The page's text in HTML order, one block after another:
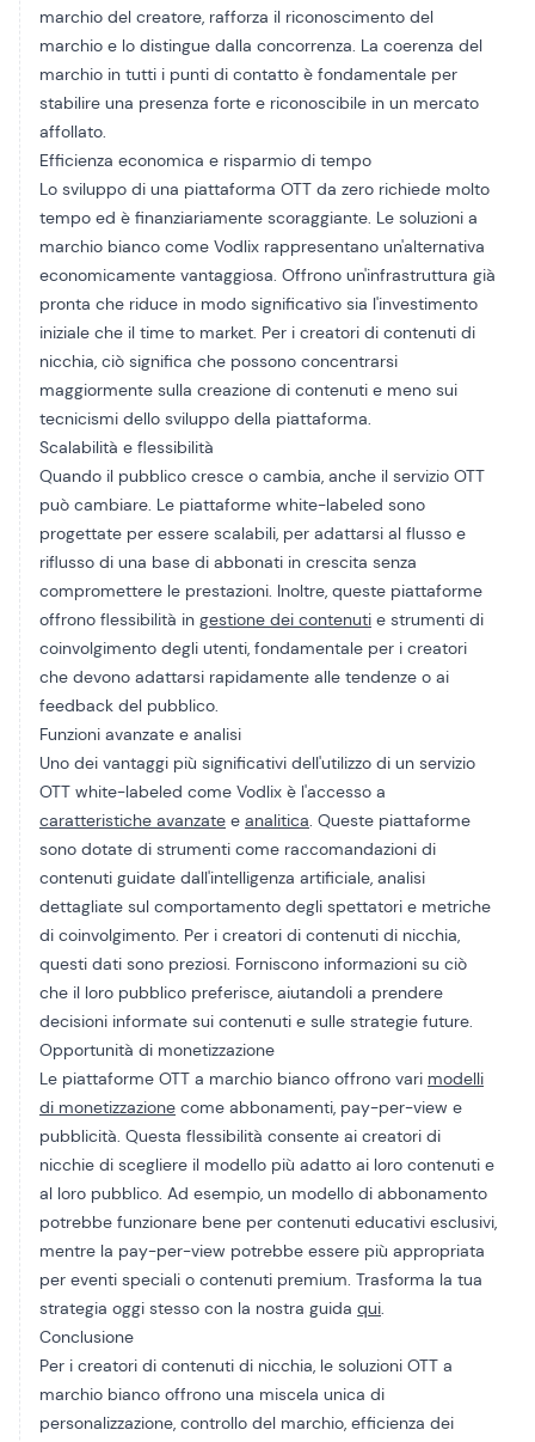
marchio del creatore, rafforza il riconoscimento del
marchio e lo distingue dalla concorrenza. La coerenza del
marchio in tutti i punti di contatto è fondamentale per
stabilire una presenza forte e riconoscibile in un mercato
affollato.
Efficienza economica e risparmio di tempo
Lo sviluppo di una piattaforma OTT da zero richiede molto
tempo ed è finanziariamente scoraggiante. Le soluzioni a
marchio bianco come Vodlix rappresentano un'alternativa
economicamente vantaggiosa. Offrono un'infrastruttura già
pronta che riduce in modo significativo sia l'investimento
iniziale che il time to market. Per i creatori di contenuti di
nicchia, ciò significa che possono concentrarsi
maggiormente sulla creazione di contenuti e meno sui
tecnicismi dello sviluppo della piattaforma.
Scalabilità e flessibilità
Quando il pubblico cresce o cambia, anche il servizio OTT
può cambiare. Le piattaforme white-labeled sono
progettate per essere scalabili, per adattarsi al flusso e
riflusso di una base di abbonati in crescita senza
compromettere le prestazioni. Inoltre, queste piattaforme
offrono flessibilità in gestione dei contenuti e strumenti di
coinvolgimento degli utenti, fondamentale per i creatori
che devono adattarsi rapidamente alle tendenze o ai
feedback del pubblico.
Funzioni avanzate e analisi
Uno dei vantaggi più significativi dell'utilizzo di un servizio
OTT white-labeled come Vodlix è l'accesso a
caratteristiche avanzate e analitica. Queste piattaforme
sono dotate di strumenti come raccomandazioni di
contenuti guidate dall'intelligenza artificiale, analisi
dettagliate sul comportamento degli spettatori e metriche
di coinvolgimento. Per i creatori di contenuti di nicchia,
questi dati sono preziosi. Forniscono informazioni su ciò
che il loro pubblico preferisce, aiutandoli a prendere
decisioni informate sui contenuti e sulle strategie future.
Opportunità di monetizzazione
Le piattaforme OTT a marchio bianco offrono vari modelli
di monetizzazione come abbonamenti, pay-per-view e
pubblicità. Questa flessibilità consente ai creatori di
nicchie di scegliere il modello più adatto ai loro contenuti e
al loro pubblico. Ad esempio, un modello di abbonamento
potrebbe funzionare bene per contenuti educativi esclusivi,
mentre la pay-per-view potrebbe essere più appropriata
per eventi speciali o contenuti premium. Trasforma la tua
strategia oggi stesso con la nostra guida qui.
Conclusione
Per i creatori di contenuti di nicchia, le soluzioni OTT a
marchio bianco offrono una miscela unica di
personalizzazione, controllo del marchio, efficienza dei